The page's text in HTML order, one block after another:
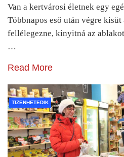
Van a kertvárosi életnek egy
Többnapos eső után végre kisüt
fellélegezne, kinyitná az
…
Read More
TIZENHETEDIK